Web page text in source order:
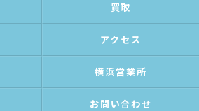
買取
アクセス
横浜営業所
お問い合わせ